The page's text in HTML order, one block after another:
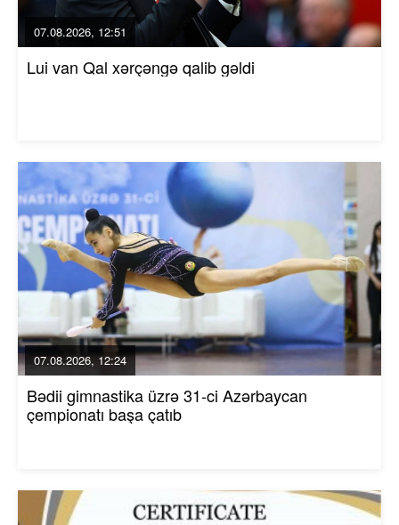
07.08.2026, 12:51
Lui van Qal xərçəngə qalib gəldi
07.08.2026, 12:24
Bədii gimnastika üzrə 31-ci Azərbaycan
çempionatı başa çatıb